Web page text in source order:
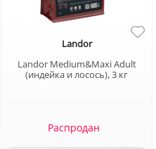
Landor
Landor Medium&Maxi Adult
(индейка и лосось), 3 кг
Распродан